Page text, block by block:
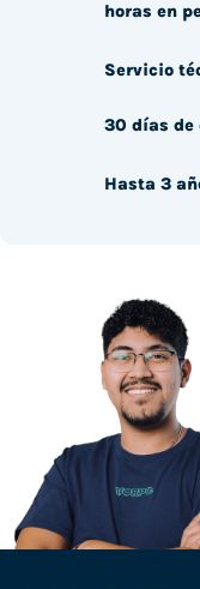
horas en
Servicio
30 días de
Hasta 3